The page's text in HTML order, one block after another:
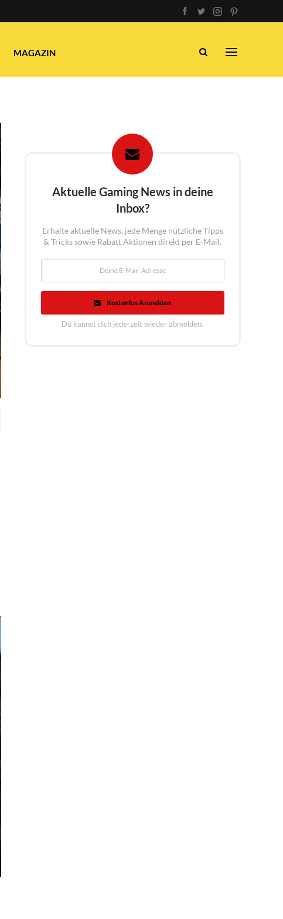
MAGAZIN
Aktuelle Gaming News in deine
Inbox?
Erhalte aktuelle News, jede Menge nützliche Tipps
& Tricks sowie Rabatt Aktionen direkt per E-Mail.
Kostenlos Anmelden
Du kannst dich jederzeit wieder abmelden.